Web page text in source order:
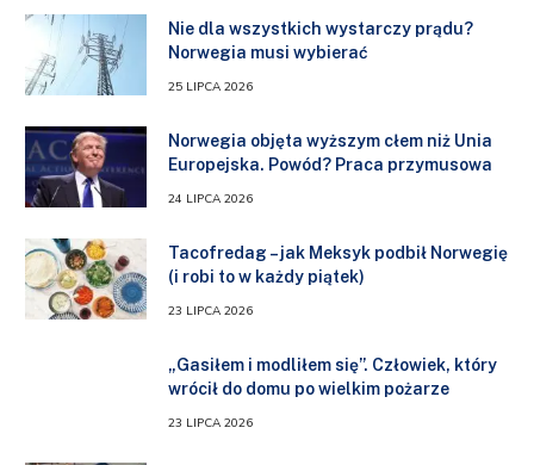
Nie dla wszystkich wystarczy prądu?
Norwegia musi wybierać
25 LIPCA 2026
Norwegia objęta wyższym cłem niż Unia
Europejska. Powód? Praca przymusowa
24 LIPCA 2026
Tacofredag – jak Meksyk podbił Norwegię
(i robi to w każdy piątek)
23 LIPCA 2026
„Gasiłem i modliłem się”. Człowiek, który
wrócił do domu po wielkim pożarze
23 LIPCA 2026